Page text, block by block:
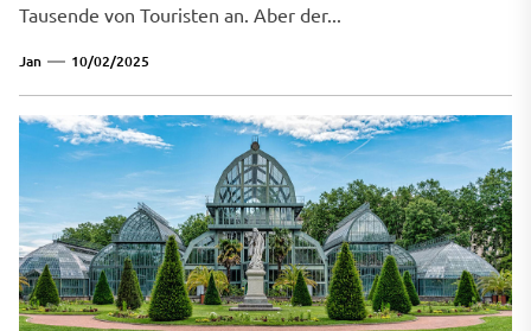
Tausende von Touristen an. Aber der...
Jan 10/02/2025